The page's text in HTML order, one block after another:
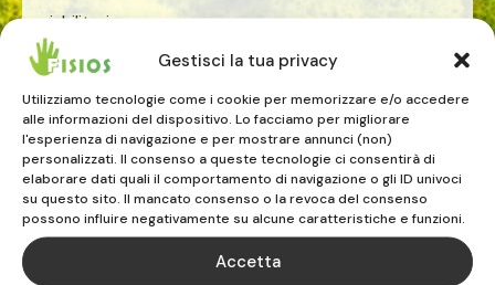
Gestisci la tua privacy
Utilizziamo tecnologie come i cookie per memorizzare e/o accedere
alle informazioni del dispositivo. Lo facciamo per migliorare
l'esperienza di navigazione e per mostrare annunci (non)
personalizzati. Il consenso a queste tecnologie ci consentirà di
elaborare dati quali il comportamento di navigazione o gli ID univoci
su questo sito. Il mancato consenso o la revoca del consenso
possono influire negativamente su alcune caratteristiche e funzioni.
Accetta
riabilitazione
osteopatia
rieducazione posturale globale
riabilitazione pavimento pelvico
riabilitazione sportiva
terapia manuale
esercizio terapeutico
tecarterapia
onde d'urto
PRESTAZIONI MEDICHE